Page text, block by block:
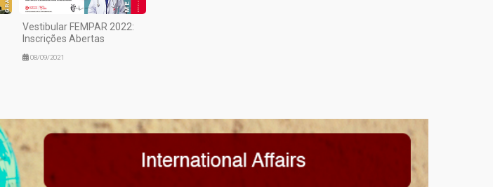
Vestibular FEMPAR 2022:
Inscrições Abertas
08/09/2021